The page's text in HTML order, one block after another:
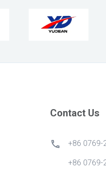
Contact Us
+86 0769-
+86 0769-